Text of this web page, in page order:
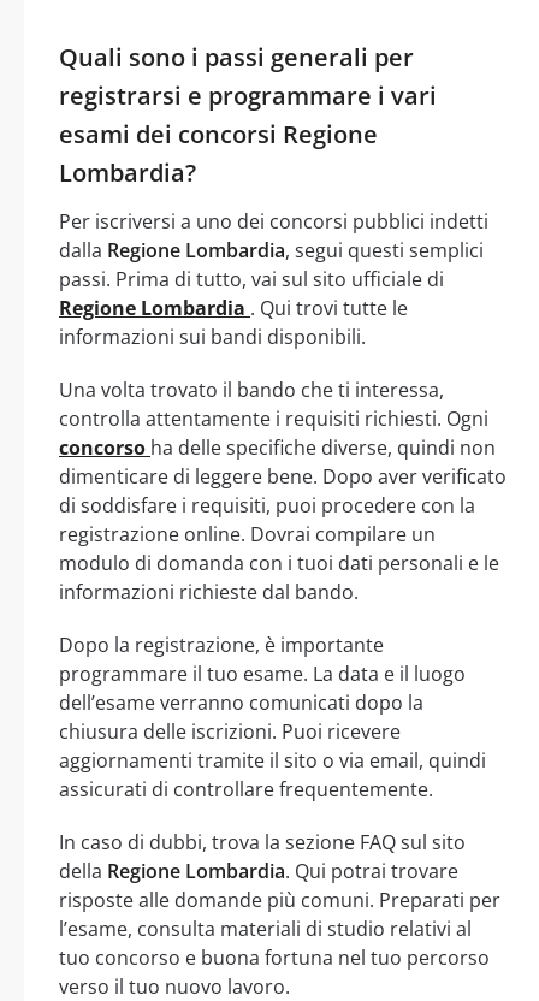
Quali sono i passi generali per
registrarsi e programmare i vari
esami dei concorsi Regione
Lombardia?
Per iscriversi a uno dei concorsi pubblici indetti
dalla Regione Lombardia, segui questi semplici
passi. Prima di tutto, vai sul sito ufficiale di
Regione Lombardia . Qui trovi tutte le
informazioni sui bandi disponibili.
Una volta trovato il bando che ti interessa,
controlla attentamente i requisiti richiesti. Ogni
concorso ha delle specifiche diverse, quindi non
dimenticare di leggere bene. Dopo aver verificato
di soddisfare i requisiti, puoi procedere con la
registrazione online. Dovrai compilare un
modulo di domanda con i tuoi dati personali e le
informazioni richieste dal bando.
Dopo la registrazione, è importante
programmare il tuo esame. La data e il luogo
dell’esame verranno comunicati dopo la
chiusura delle iscrizioni. Puoi ricevere
aggiornamenti tramite il sito o via email, quindi
assicurati di controllare frequentemente.
In caso di dubbi, trova la sezione FAQ sul sito
della Regione Lombardia. Qui potrai trovare
risposte alle domande più comuni. Preparati per
l’esame, consulta materiali di studio relativi al
tuo concorso e buona fortuna nel tuo percorso
verso il tuo nuovo lavoro.